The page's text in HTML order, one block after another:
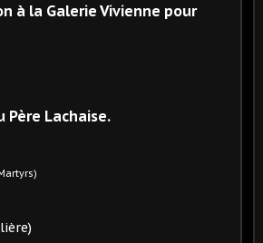
à la Galerie Vivienne pour
Lachaise.